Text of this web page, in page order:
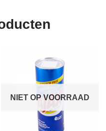
NIET OP VOORRAAD